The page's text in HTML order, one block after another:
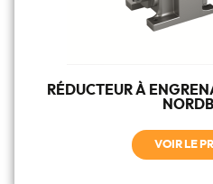
RÉDUCTEUR À
VOIR LE